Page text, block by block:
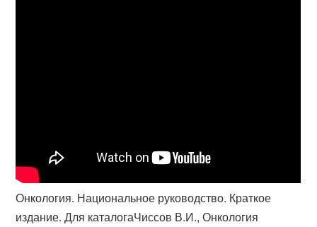
Онкология. Национальное руководство. Краткое
издание. Для каталога​Чиссов В.И., Онкология